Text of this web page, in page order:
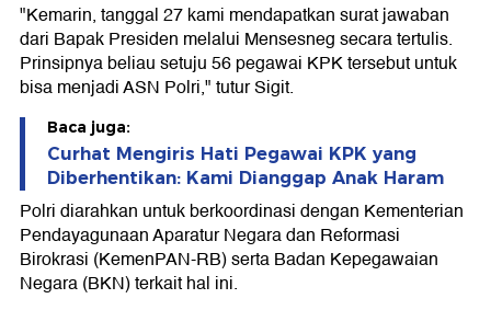
"Kemarin, tanggal 27 kami mendapatkan surat jawaban
dari Bapak Presiden melalui Mensesneg secara tertulis.
Prinsipnya beliau setuju 56 pegawai KPK tersebut untuk
bisa menjadi ASN Polri," tutur Sigit.
Baca juga:
Curhat Mengiris Hati Pegawai KPK yang
Diberhentikan: Kami Dianggap Anak Haram
Polri diarahkan untuk berkoordinasi dengan Kementerian
Pendayagunaan Aparatur Negara dan Reformasi
Birokrasi (KemenPAN-RB) serta Badan Kepegawaian
Negara (BKN) terkait hal ini.